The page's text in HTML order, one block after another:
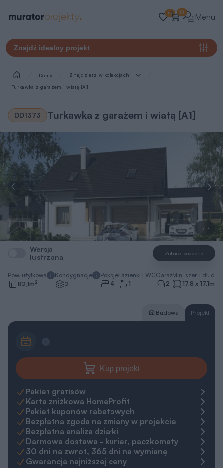
0 0 Menu
Znajdź idealny projekt
Domy Znajdziesz w kolekcjach
Turkawka z garażem i wiatą [A1]
DD1373 Turkawka z garażem i wiatą [A1]
1/17
Wersja
lustrzana
Zobacz podobne
Pow. użytkowa
82,1m2
Kondygnacje
2
Pokoje
4
Łazienki i WC
1
Garaż
2
Min. szer. i dł.
17,8 x 17,1m
Budowa Projekt
Kup projekt
Pakiet gratisów
Karta zniżkowa HomeProfit
Pakiet kuponów rabatowych
Bezpłatna zgoda na zmiany w projekcie
Bezpłatna analiza działki
Darmowa dostawa - kurier, paczkomaty
30 dni na zwrot, 365 dni na wymianę
Gwarancja najniższej ceny